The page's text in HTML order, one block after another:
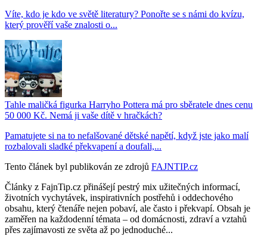
Víte, kdo je kdo ve světě literatury? Ponořte se s námi do kvízu,
který prověří vaše znalosti o...
Tahle maličká figurka Harryho Pottera má pro sběratele dnes cenu
50 000 Kč. Nemá ji vaše dítě v hračkách?
Pamatujete si na to nefalšované dětské napětí, když jste jako malí
rozbalovali sladké překvapení a doufali,...
Tento článek byl publikován ze zdrojů FAJNTIP.cz
Články z FajnTip.cz přinášejí pestrý mix užitečných informací,
životních vychytávek, inspirativních postřehů i oddechového
obsahu, který čtenáře nejen pobaví, ale často i překvapí. Obsah je
zaměřen na každodenní témata – od domácnosti, zdraví a vztahů
přes zajímavosti ze světa až po jednoduché...